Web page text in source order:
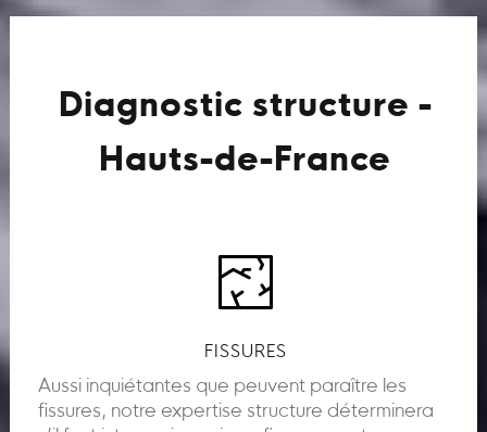
Diagnostic structure -
Hauts-de-France
FISSURES
Aussi inquiétantes que peuvent paraître les
fissures, notre expertise structure déterminera